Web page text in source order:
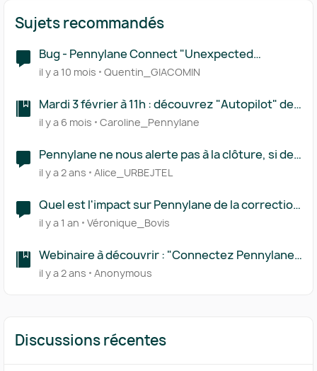
Sujets recommandés
Bug - Pennylane Connect "Unexpected
Application Error!"
il y a 10 mois Quentin_GIACOMIN
Mardi 3 février à 11h : découvrez "Autopilot" de
Pennylane pour automatiser vos flux et gagnez
en productivité
il y a 6 mois Caroline_Pennylane
Pennylane ne nous alerte pas à la clôture, si des
factures fournisseurs sont "pré traitées" ?
il y a 2 ans Alice_URBEJTEL
Quel est l'impact sur Pennylane de la correction
de fichiers ou noms de fichiers dans un dossier
"source"
il y a 1 an Véronique_Bovis
Webinaire à découvrir : "Connectez Pennylane
à Power BI !"
il y a 2 ans Anonymous
Discussions récentes